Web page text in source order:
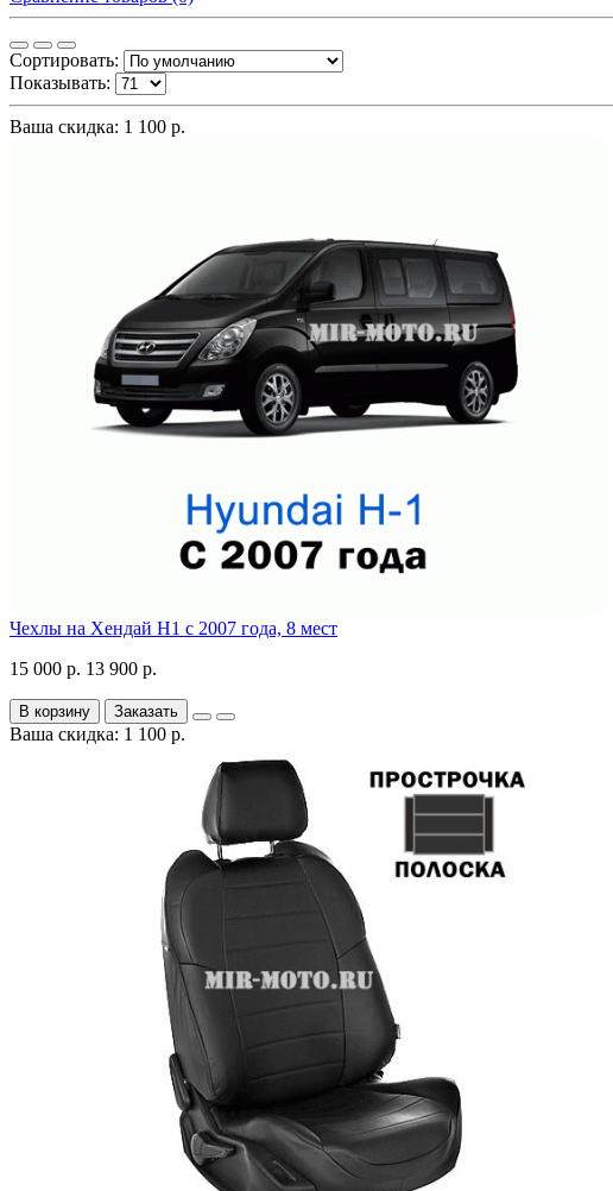
Сортировать:
Показывать:
Ваша скидка: 1 100 р.
Чехлы на Хендай Н1 с 2007 года, 8 мест
15 000 р. 13 900 р.
В корзину Заказать
Ваша скидка: 1 100 р.